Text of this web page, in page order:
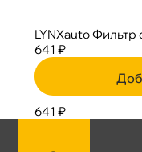
LYNXauto Фильтр
641 ₽
641 ₽